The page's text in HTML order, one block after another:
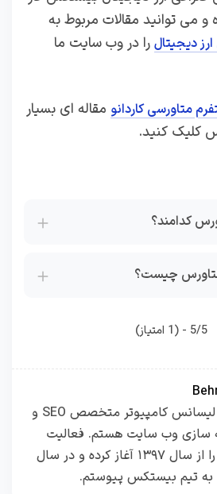
و می توانید مقالات مربوط به
دیجیتال را در وب سایت ما
متاورسی کاردانو مقاله ای بسیار
کلیک کنید.
کدامند؟
متاورس چیست؟
5/5 - (1 امتیاز)
فوق لیسانس کامپیوتر متخصص SEO و
سازی وب سایت هستم. فعالیت
خود را از سال ۱۳۹۷ آغاز کرده و در سال